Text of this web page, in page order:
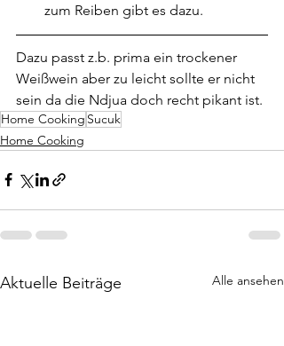
zum Reiben gibt es dazu.
Dazu passt z.b. prima ein trockener
Weißwein aber zu leicht sollte er nicht
sein da die Ndjua doch recht pikant ist.
Home Cooking Sucuk
Home Cooking
Aktuelle Beiträge Alle ansehen